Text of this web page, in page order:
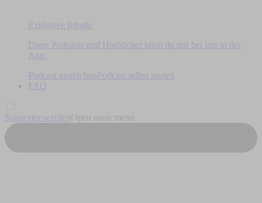
Exklusive Inhalte
Diese Podcasts und Hörbücher hörst du nur bei uns in der
App.
Podcast einreichen
Podcast selbst starten
FAQ
Supporter werden Open main menu